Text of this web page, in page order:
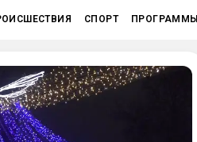
СПОРТ ПРОГРАММЫ